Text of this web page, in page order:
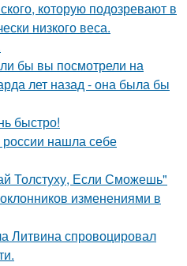
которую подозревают в
низкого веса.
бы вы посмотрели на
лет назад - она была бы
быстро!
нашла себе
Толстуху, Если Сможешь"
изменениями в
Литвина спровоцировал